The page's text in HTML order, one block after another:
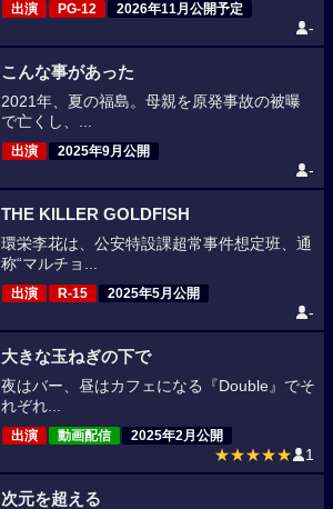
出演 PG-12 2026年11月公開予定
-
こんな事があった
2021年、夏の福島。母親を原発事故の被曝
で亡くし、...
出演 2025年9月公開
-
THE KILLER GOLDFISH
環栄李花は、公安特設課超常事件想定班、通
称“マルチョ...
出演 R-15 2025年5月公開
-
大きな玉ねぎの下で
夜はバー、昼はカフェになる『Double』でそ
れぞれ...
出演 動画配信 2025年2月公開
★★★★★ 1
次元を超える